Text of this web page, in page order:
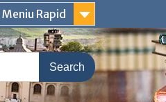
Meniu Rapid